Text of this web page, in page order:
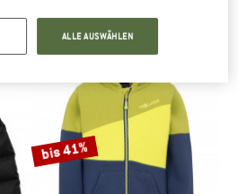
219,95 €ab 81,38 €
bis 41%
ALLE AUSWÄHLEN